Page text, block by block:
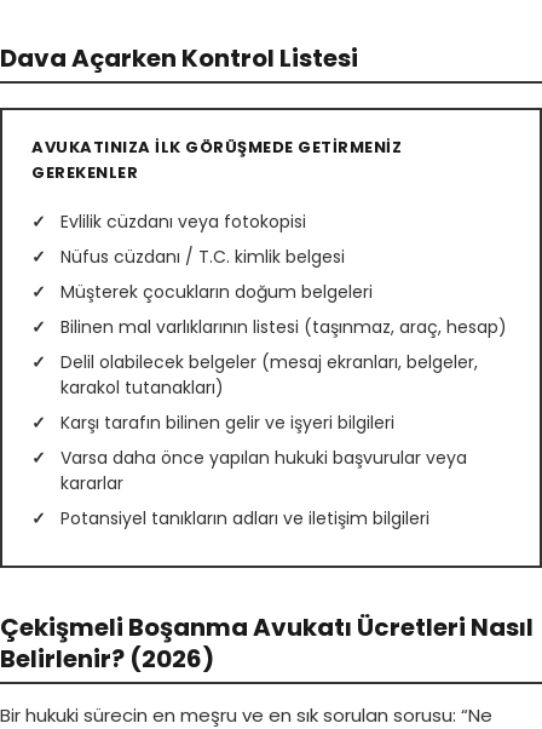
Dava Açarken Kontrol Listesi
AVUKATINIZA İLK GÖRÜŞMEDE GETİRMENİZ
GEREKENLER
Evlilik cüzdanı veya fotokopisi
Nüfus cüzdanı / T.C. kimlik belgesi
Müşterek çocukların doğum belgeleri
Bilinen mal varlıklarının listesi (taşınmaz, araç, hesap)
Delil olabilecek belgeler (mesaj ekranları, belgeler,
karakol tutanakları)
Karşı tarafın bilinen gelir ve işyeri bilgileri
Varsa daha önce yapılan hukuki başvurular veya
kararlar
Potansiyel tanıkların adları ve iletişim bilgileri
Çekişmeli Boşanma Avukatı Ücretleri Nasıl
Belirlenir? (2026)
Bir hukuki sürecin en meşru ve en sık sorulan sorusu: “Ne